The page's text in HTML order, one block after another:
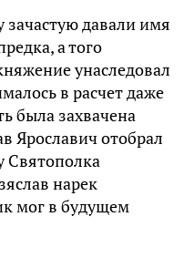
давали имя
а того
унаследовал
в расчет даже
была захвачена
Ярославич отобрал
Святополка
нарек
мог в будущем